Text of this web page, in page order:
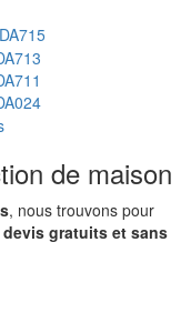
de maison
, nous trouvons pour
devis gratuits et sans